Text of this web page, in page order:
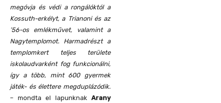
megóvja és védi a rongálóktól a
Kossuth-erkélyt, a Trianoni és az
’56-os emlékművet, valamint a
Nagytemplomot. Harmadrészt a
templomkert teljes területe
iskolaudvarként fog funkcionálni,
így a több, mint 600 gyermek
játék- és élettere megduplázódik.
– mondta el lapunknak Arany